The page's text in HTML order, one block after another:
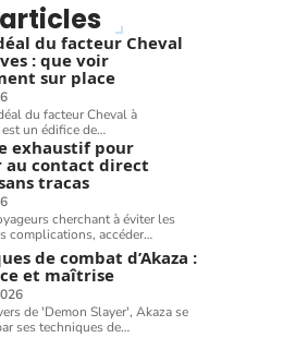
du facteur Cheval
: que voir
sur place
du facteur Cheval à
un édifice de…
exhaustif pour
au contact direct
tracas
cherchant à éviter les
complications, accéder…
de combat d’Akaza :
et maîtrise
de 'Demon Slayer', Akaza se
ses techniques de…